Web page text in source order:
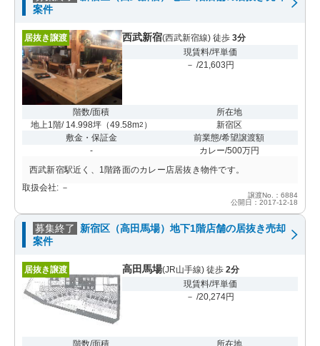
案件
居抜き譲渡 西武新宿(西武新宿線) 徒歩 3分
現賃料/坪単価
－ /21,603円
階数/面積
地上1階/ 14.998坪（49.58m2 ）
所在地
新宿区
敷金・保証金
-
前業態/希望譲渡額
カレー/500万円
西武新宿駅近く、1階路面のカレー店居抜き物件です。
取扱会社: －
譲渡No.：6884
公開日：2017-12-18
募集終了
新宿区（高田馬場）地下1階店舗の居抜き売却
案件
居抜き譲渡 高田馬場(JR山手線) 徒歩 2分
現賃料/坪単価
－ /20,274円
階数/面積
所在地